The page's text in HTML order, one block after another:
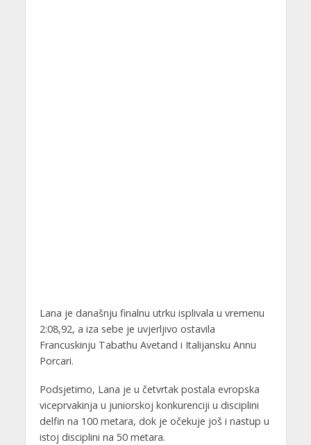
Lana je današnju finalnu utrku isplivala u vremenu
2:08,92, a iza sebe je uvjerljivo ostavila
Francuskinju Tabathu Avetand i Italijansku Annu
Porcari.
Podsjetimo, Lana je u četvrtak postala evropska
viceprvakinja u juniorskoj konkurenciji u disciplini
delfin na 100 metara, dok je očekuje još i nastup u
istoj disciplini na 50 metara.